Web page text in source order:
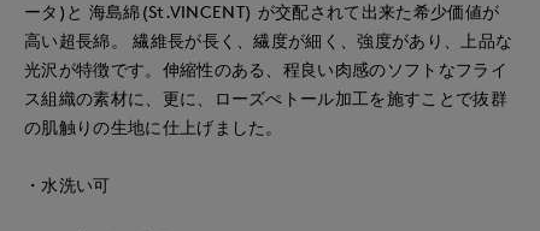
ータ)と 海島綿(St.VINCENT) が交配されて出来た希少価値が
高い超長綿。 繊維長が長く、繊度が細く、強度があり、上品な
光沢が特徴です。伸縮性のある、程良い肉感のソフトなフライ
ス組織の素材に、更に、ローズぺトール加工を施すことで抜群
の肌触りの生地に仕上げました。
・水洗い可